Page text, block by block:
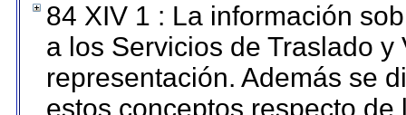
84 XIV 1 : La información
a los Servicios de Traslado
representación. Además se
estos conceptos respecto